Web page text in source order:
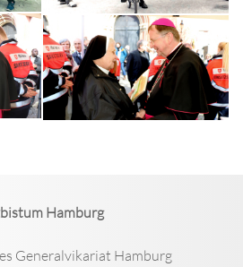
Hamburg
Generalvikariat Hamburg